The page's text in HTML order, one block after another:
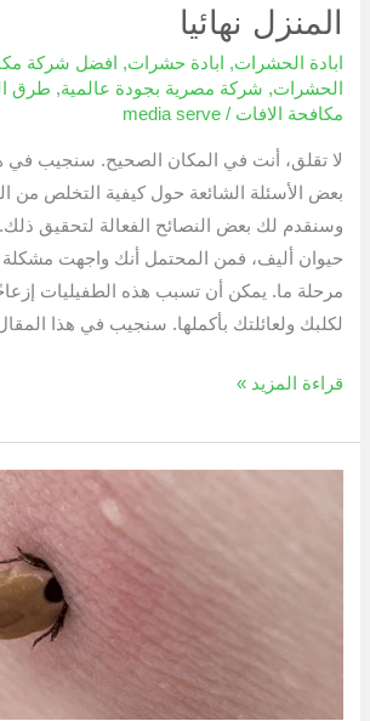
المنزل نهائيا
ابادة الحشرات, ابادة حشرات, افضل شركة
الحشرات, شركة مصرية بجودة عالمية, طرق
مكافحة الافات /
media serve
لا تقلق، أنت في المكان الصحيح. سنجيب في
بعض الأسئلة الشائعة حول كيفية التخلص من
وسنقدم لك بعض النصائح الفعالة لتحقيق ذلك.
حيوان أليف، فمن المحتمل أنك واجهت مشكلة
مرحلة ما. يمكن أن تسبب هذه الطفيليات
لكلبك ولعائلتك بأكملها. سنجيب في هذا
قراءة المزيد »